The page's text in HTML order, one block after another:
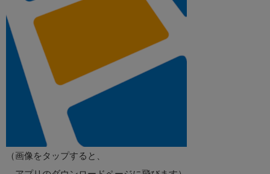
（画像をタップすると、